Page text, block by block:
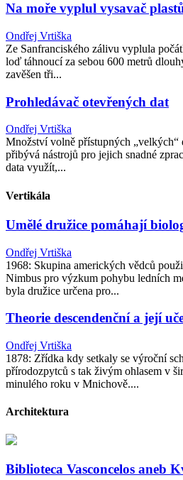
Na moře vyplul vysavač
Ondřej Vrtiška
Ze Sanfranciského zálivu vyplula
loď táhnoucí za sebou 600 metrů
zavěšen tři...
Prohledávač otevřených dat
Ondřej Vrtiška
Množství volně přístupných „velkých“
přibývá nástrojů pro jejich snadné
data využít,...
Vertikála
Umělé družice pomáhají
Ondřej Vrtiška
1968: Skupina amerických vědců
Nimbus pro výzkum pohybu ledních
byla družice určena pro...
Theorie descendenční a její
Ondřej Vrtiška
1878: Zřídka kdy setkaly se výroční
přírodozpytců s tak živým ohlasem v
minulého roku v Mnichově....
Architektura
Biblioteca Vasconcelos aneb